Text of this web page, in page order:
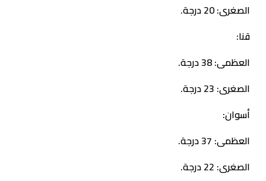
الصغرى: 20 درجة.
​قنا:
العظمى: 38 درجة.
الصغرى: 23 درجة.
​أسوان:
العظمى: 37 درجة.
الصغرى: 22 درجة.